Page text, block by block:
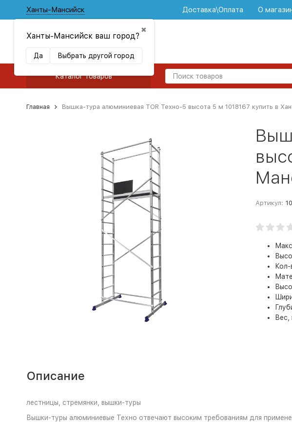
Ханты-Мансийск
✖
Ханты-Мансийск ваш город?
Да Выбрать другой город
Доставка\Оплата О
Каталог товаров
Главная Вышка-тура алюминиевая TOR Техно-5 высота 5 м 1018167 купить в
Артикул:
Кол-
Вес,
Описание
лестницы, стремянки, вышки-туры
Вышки-туры алюминиевые Техно отвечают высоким требованиям для